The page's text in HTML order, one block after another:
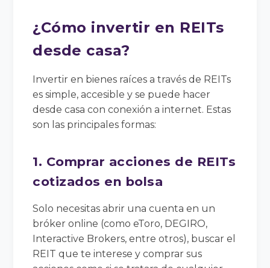
¿Cómo invertir en REITs
desde casa?
Invertir en bienes raíces a través de REITs
es simple, accesible y se puede hacer
desde casa con conexión a internet. Estas
son las principales formas:
1. Comprar acciones de REITs
cotizados en bolsa
Solo necesitas abrir una cuenta en un
bróker online (como eToro, DEGIRO,
Interactive Brokers, entre otros), buscar el
REIT que te interese y comprar sus